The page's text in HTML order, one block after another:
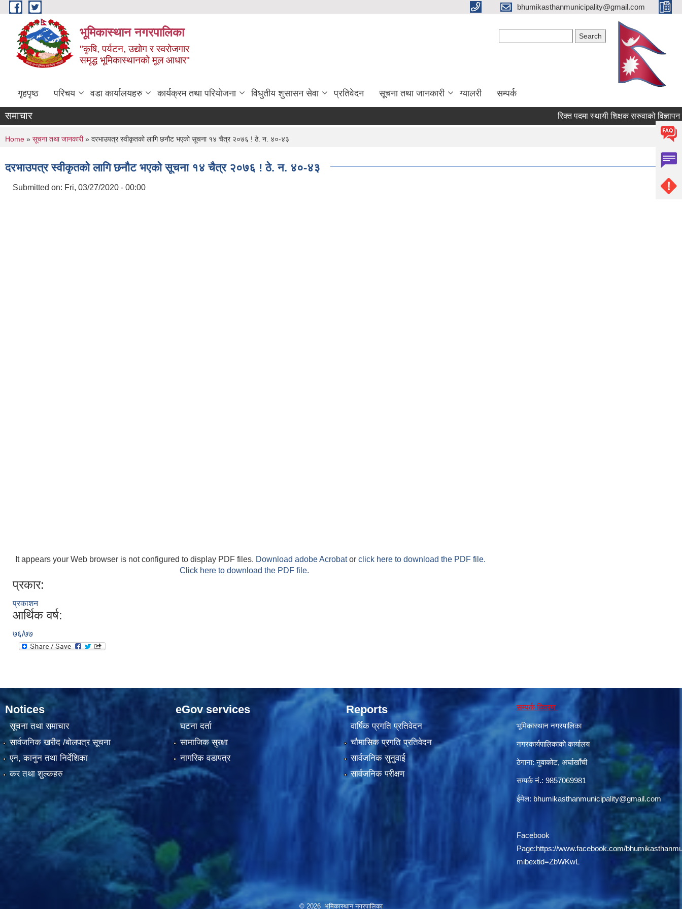
Skip to main content bhumikasthanmunicipality@gmail.com
भूमिकास्थान नगरपालिका
"कृषि, पर्यटन, उद्योग र स्वरोजगार
समृद्ध भूमिकास्थानको मूल आधार"
गृहपृष्ठ परिचय वडा कार्यालयहरु कार्यक्रम तथा परियोजना विधुतीय शुसासन सेवा प्रतिवेदन सूचना तथा जानकारी ग्यालरी सम्पर्क
समाचार रिक्त पदमा स्थायी शिक्षक सरुवाको विज्ञापन
You are here
Home » सूचना तथा जानकारी» दरभाउपत्र स्वीकृतको लागि छनौट भएको सूचना १४ चैत्र २०७६ ! ठे‍. न. ४०-४३
दरभाउपत्र स्वीकृतको लागि छनौट भएको सूचना १४ चैत्र २०७६ ! ठे‍. न. ४०-४३
Submitted on: Fri, 03/27/2020 - 00:00
It appears your Web browser is not configured to display PDF files. Download adobe Acrobator click here to download the PDF file.
Click here to download the PDF file.
प्रकार:
प्रकाशन
आर्थिक वर्ष:
७६/७७
Notices
सूचना तथा समाचार
सार्वजनिक खरीद /बोलपत्र सूचना
एन, कानुन तथा निर्देशिका
कर तथा शुल्कहरु
eGov services
घटना दर्ता
सामाजिक सुरक्षा
नागरिक वडापत्र
Reports
वार्षिक प्रगति प्रतिवेदन
चौमासिक प्रगति प्रतिवेदन
सार्वजनिक सुनुवाई
सार्वजनिक परीक्षण
सम्पर्क विवरण
भूमिकास्थान नगरपालिका
नगरकार्यपालिकाको कार्यालय
ठेगाना: नुवाकोट, अर्घाखाँची
सम्पर्क नं.: 9857069981
ईमेल: bhumikasthanmunicipality@gmail.com
Facebook
Page:https://www.facebook.com/
mibextid=ZbWKwL
© 2026 भूमिकास्थान नगरपालिका